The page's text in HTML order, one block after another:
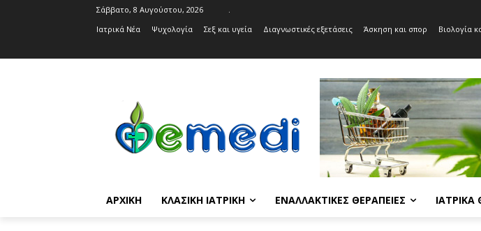
Σάββατο, 8 Αυγούστου, 2026
.
Ιατρικά Νέα
Ψυχολογία Σεξ και υγεία Διαγνωστικές εξετάσεις Άσκηση και σπορ Βιολογία
ΑΡΧΙΚΉ ΚΛΑΣΙΚΉ ΙΑΤΡΙΚΉ ΕΝΑΛΛΑΚΤΙΚΈΣ ΘΕΡΑΠΕΊΕΣ